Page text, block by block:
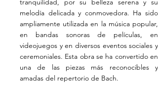
tranquilidad, por su belleza serena y su
melodía delicada y conmovedora. Ha sido
ampliamente utilizada en la música popular,
en bandas sonoras de películas, en
videojuegos y en diversos eventos sociales y
ceremoniales. Esta obra se ha convertido en
una de las piezas más reconocibles y
amadas del repertorio de Bach.